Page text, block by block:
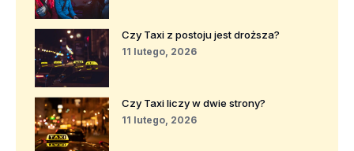
Czy Taxi z postoju jest droższa?
11 lutego, 2026
Czy Taxi liczy w dwie strony?
11 lutego, 2026